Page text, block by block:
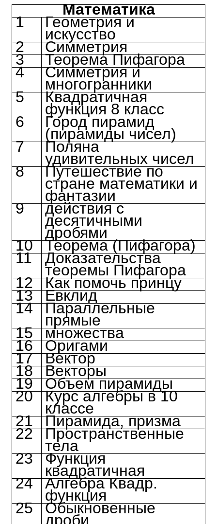
Математика
1 Геометрия и
искусство
2 Симметрия
3 Теорема Пифагора
4 Симметрия и
многогранники
5 Квадратичная
функция 8 класс
6 Город пирамид
(пирамиды чисел)
7 Поляна
удивительных чисел
8 Путешествие по
стране математики и
фантазии
9 действия с
десятичными
дробями
10 Теорема (Пифагора)
11 Доказательства
теоремы Пифагора
12 Как помочь принцу
13 Евклид
14 Параллельные
прямые
15 множества
16 Оригами
17 Вектор
18 Векторы
19 Объем пирамиды
20 Курс алгебры в 10
классе
21 Пирамида, призма
22 Пространственные
тела
23 Функция
квадратичная
24 Алгебра Квадр.
функция
25 Обыкновенные
дроби